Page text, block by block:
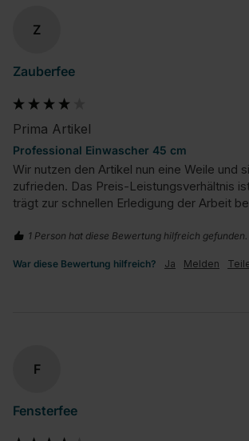
Z
Zauberfee
Prima Artikel
Professional Einwascher 45 cm
Wir nutzen den Artikel nun eine Weile und
zufrieden. Das Preis-Leistungsverhältnis
trägt zur schnellen Erledigung der Arbeit
1 Person hat diese Bewertung hilfreich gefunden.
War diese Bewertung hilfreich? Ja Melden
F
Fensterfee